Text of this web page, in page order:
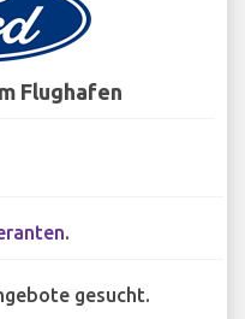
Flughafen
.
gesucht.